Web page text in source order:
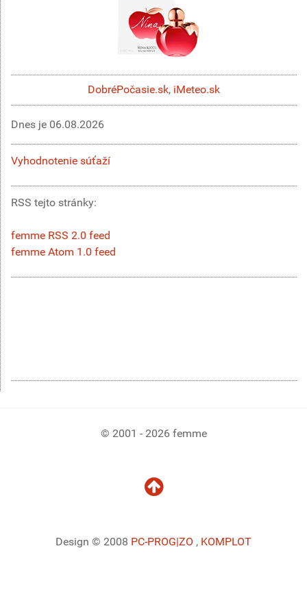
DobréPočasie.sk, iMeteo.sk
Dnes je 06.08.2026
Vyhodnotenie súťaží
RSS tejto stránky:
femme RSS 2.0 feed
femme Atom 1.0 feed
© 2001 - 2026 femme
Design © 2008 PC-PROG|ZO , KOMPLOT